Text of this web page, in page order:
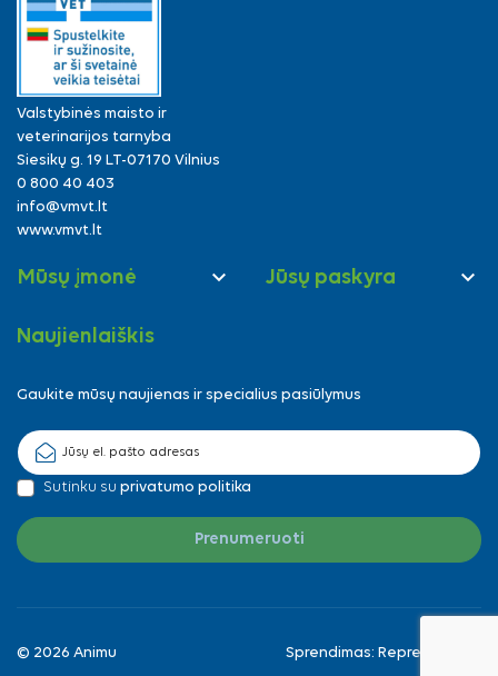
Valstybinės maisto ir
veterinarijos tarnyba
Siesikų g. 19 LT-07170 Vilnius
0 800 40 403
info@vmvt.lt
www.vmvt.lt
Mūsų įmonė  Jūsų paskyra 
Naujienlaiškis
Gaukite mūsų naujienas ir specialius pasiūlymus
Sutinku su privatumo politika
© 2026 Animu Sprendimas: Reprezentuok